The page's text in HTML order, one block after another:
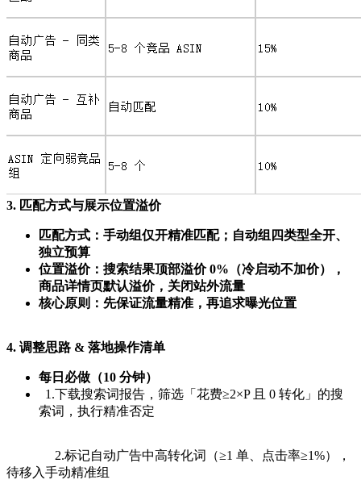
3. 匹配方式与展示位置溢价
匹配方式：手动组仅开精准匹配；自动组四类型全开、
独立预算
位置溢价：搜索结果顶部溢价 0%（冷启动不加价），
商品详情页默认溢价，关闭站外流量
核心原则：先保证流量精准，再追求曝光位置
4. 调整思路 & 落地操作清单
每日必做（10 分钟）
1.下载搜索词报告，筛选「花费≥2×P 且 0 转化」的搜
索词，执行精准否定
2.标记自动广告中高转化词（≥1 单、点击率≥1%），
待移入手动精准组